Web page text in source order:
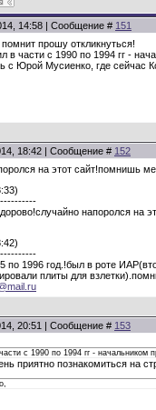
14:58 | Сообщение # 151
прошу откликнуться!
в части с 1990 по 1994 гг -
с Юрой Мусиенко, где сейчас
18:42 | Сообщение # 152
на этот сайт!помнишь
напоролся
по 1996 год.!был в роте
плиты для
20:51 | Сообщение # 153
с 1990 по 1994 гг - начальником
приятно познакомиться на